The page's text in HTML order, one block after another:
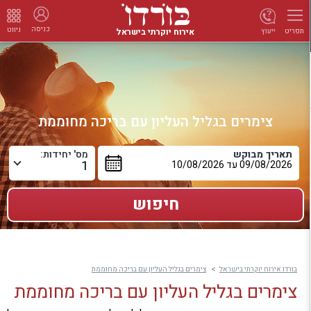
תפריט אירוח יוקרתי בישראל כניסה ניווט ייעוץ
צימרים בגליל העליון עם בריכה מחוממת
תאריך מבוקש מס' יחידות:
בורדו אירוח יוקרתי בישראל צימרים בגליל העליון עם בריכה מחוממת
צימרים בגליל העליון עם בריכה מחוממת